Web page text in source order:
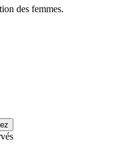
des femmes.